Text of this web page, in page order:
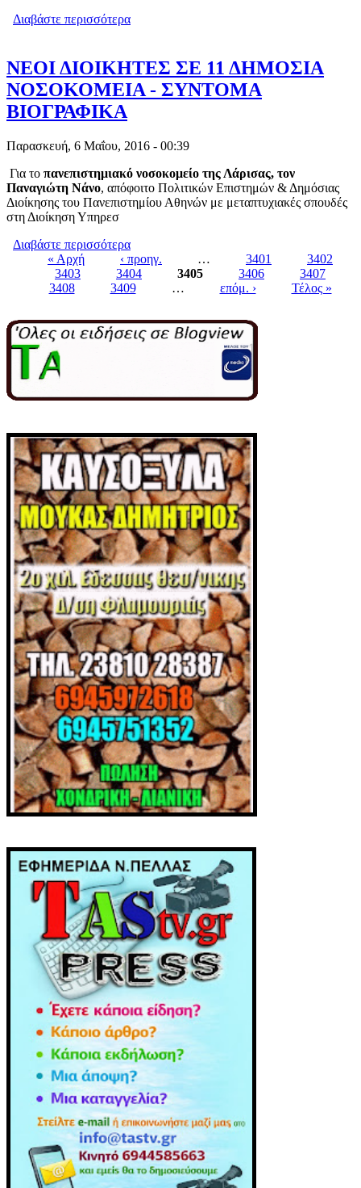
Διαβάστε περισσότερα
ΝΕΟΙ ΔΙΟΙΚΗΤΕΣ ΣΕ 11 ΔΗΜΟΣΙΑ
ΝΟΣΟΚΟΜΕΙΑ - ΣΥΝΤΟΜΑ
ΒΙΟΓΡΑΦΙΚΑ
Παρασκευή, 6 Μαΐου, 2016 - 00:39
Για το πανεπιστημιακό νοσοκομείο της Λάρισας, τον
Παναγιώτη Νάνο, απόφοιτο Πολιτικών Επιστημών & Δημόσιας
Διοίκησης του Πανεπιστημίου Αθηνών με μεταπτυχιακές σπουδές
στη Διοίκηση Υπηρεσ
Διαβάστε περισσότερα
ΝΟΣΟΚΟΜΕΙΑ - ΣΥΝΤΟΜΑ
ΒΙΟΓΡΑΦΙΚΑ
Pages
« Αρχή ‹ προηγ. … 3401
3402
3403
3404 3405 3406
3407
3408
3409 … επόμ. › Τέλος »